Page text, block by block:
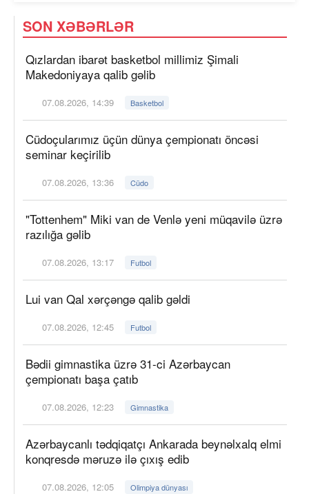
SON XƏBƏRLƏR
Qızlardan ibarət basketbol millimiz Şimali
Makedoniyaya qalib gəlib
07.08.2026, 14:39 Basketbol
Cüdoçularımız üçün dünya çempionatı öncəsi
seminar keçirilib
07.08.2026, 13:36 Cüdo
"Tottenhem" Miki van de Venlə yeni müqavilə üzrə
razılığa gəlib
07.08.2026, 13:17 Futbol
Lui van Qal xərçəngə qalib gəldi
07.08.2026, 12:45 Futbol
Bədii gimnastika üzrə 31-ci Azərbaycan
çempionatı başa çatıb
07.08.2026, 12:23 Gimnastika
Azərbaycanlı tədqiqatçı Ankarada beynəlxalq elmi
konqresdə məruzə ilə çıxış edib
07.08.2026, 12:05 Olimpiya dünyası